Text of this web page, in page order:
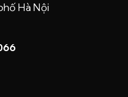
Hà Nội